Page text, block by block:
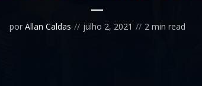
por Allan Caldas julho 2, 2021 2 min read